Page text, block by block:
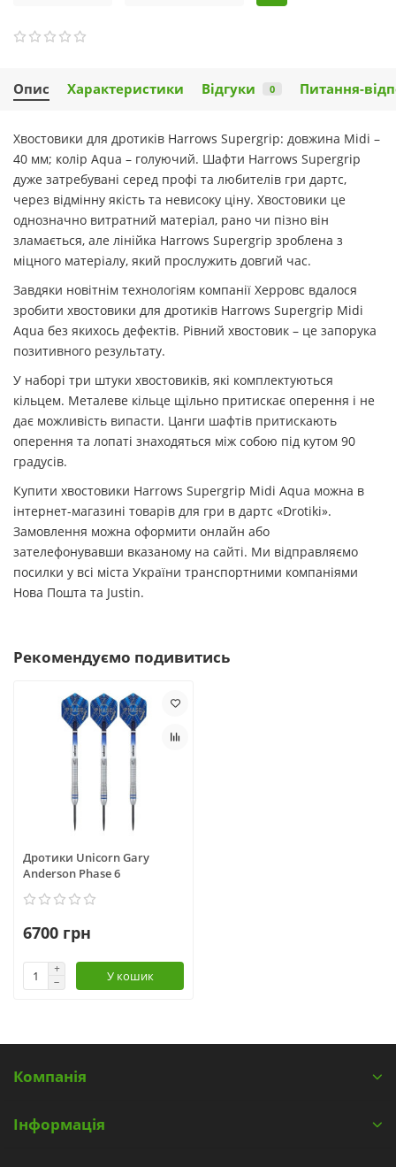
Опис Характеристики Відгуки 0 Питання-
Хвостовики для дротиків Harrows Supergrip: довжина Midi –
40 мм; колір Aqua – голуючий. Шафти Harrows Supergrip
дуже затребувані серед профі та любителів гри дартс,
через відмінну якість та невисоку ціну. Хвостовики це
однозначно витратний матеріал, рано чи пізно він
зламається, але лінійка Harrows Supergrip зроблена з
міцного матеріалу, який прослужить довгий час.
Завдяки новітнім технологіям компанії Херровс вдалося
зробити хвостовики для дротиків Harrows Supergrip Midi
Aqua без якихось дефектів. Рівний хвостовик – це запорука
позитивного результату.
У наборі три штуки хвостовиків, які комплектуються
кільцем. Металеве кільце щільно притискає оперення і не
дає можливість випасти. Цанги шафтів притискають
оперення та лопаті знаходяться між собою під кутом 90
градусів.
Купити хвостовики Harrows Supergrip Midi Aqua можна в
інтернет-магазині товарів для гри в дартс «Drotiki».
Замовлення можна оформити онлайн або
зателефонувавши вказаному на сайті. Ми відправляємо
посилки у всі міста України транспортними компаніями
Нова Пошта та Justin.
Рекомендуємо подивитись
Дротики Unicorn Gary
Anderson Phase 6
6700 грн
У кошик
Компанія
Інформація